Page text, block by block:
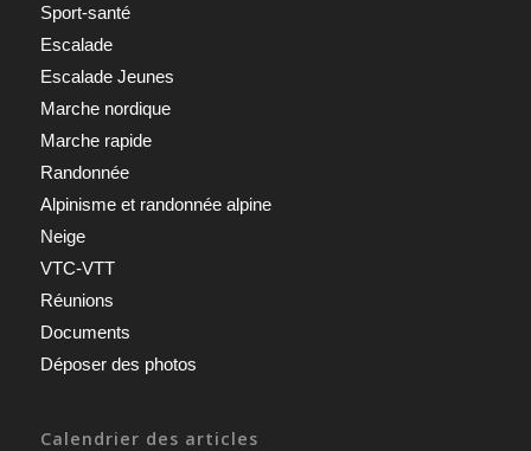
Sport-santé
Escalade
Escalade Jeunes
Marche nordique
Marche rapide
Randonnée
Alpinisme et randonnée alpine
Neige
VTC-VTT
Réunions
Documents
Déposer des photos
Calendrier des articles